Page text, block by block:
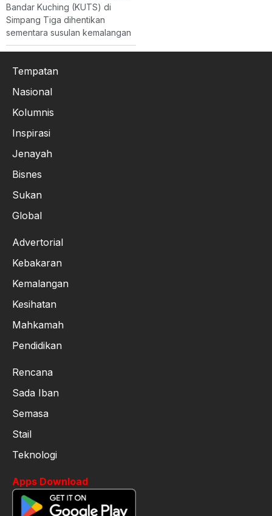
Bandar Kuching (KUTS) di
Simpang Tiga dihentikan
sementara susulan kemalangan
Tempatan
Nasional
Kolumnis
Inspirasi
Jenayah
Bisnes
Sukan
Global
Advertorial
Kebakaran
Kemalangan
Kesihatan
Mahkamah
Pendidikan
Rencana
Sada Iban
Semasa
Stail
Teknologi
Apps Download